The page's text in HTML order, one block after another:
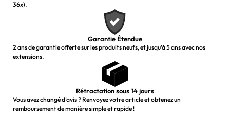
36x).
Garantie Étendue
2 ans de garantie offerte sur les produits neufs, et jusqu’à 5 ans avec nos
extensions.
Rétractation sous 14 jours
Vous avez changé d’avis ? Renvoyez votre article et obtenez un
remboursement de manière simple et rapide !